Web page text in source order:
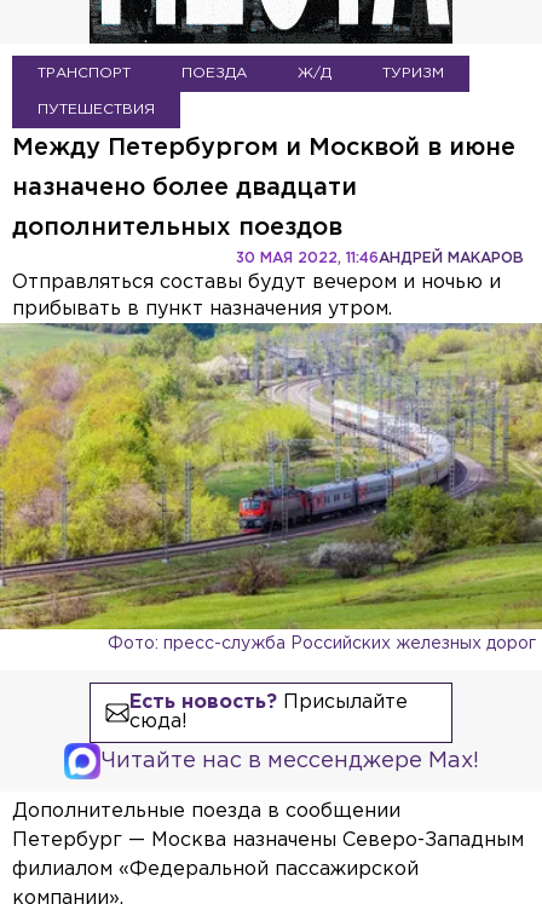
ТРАНСПОРТ ПОЕЗДА Ж/Д ТУРИЗМ
ПУТЕШЕСТВИЯ
Между Петербургом и Москвой в июне
назначено более двадцати
дополнительных поездов
АНДРЕЙ МАКАРОВ
30 МАЯ 2022, 11:46
Отправляться составы будут вечером и ночью и
прибывать в пункт назначения утром.
Фото: пресс-служба Российских железных дорог
Есть новость?Присылайте
сюда!
Читайте нас в мессенджере Max!
Дополнительные поезда в сообщении
Петербург — Москва назначены Северо-Западным
филиалом «Федеральной пассажирской
компании».